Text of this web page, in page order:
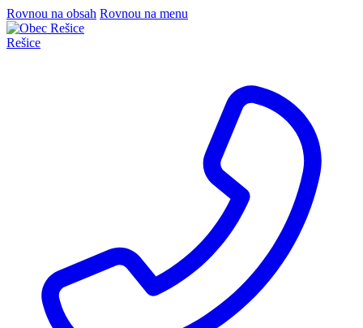
Rovnou na obsah Rovnou na menu
Rešice